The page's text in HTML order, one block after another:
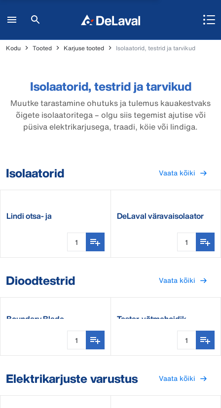
Kodu Tooted Karjuse tooted Isolaatorid, testrid ja tarvikud
Isolaatorid, testrid ja tarvikud
Muutke tarastamine ohutuks ja tulemus kauakestvaks
õigete isolaatoritega – olgu siis tegemist ajutise või
püsiva elektrikarjusega, traadi, köie või lindiga.
Isolaatorid Vaata kõiki
Lindi otsa- ja DeLaval väravaisolaator
Dioodtestrid Vaata kõiki
Boundary Blade Tester-võtmehoidik
Elektrikarjuste varustus Vaata kõiki